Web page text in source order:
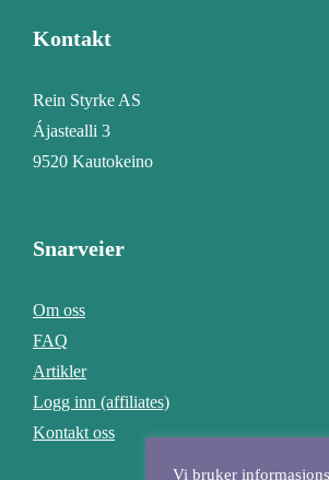
Kontakt
Rein Styrke AS
Ájastealli 3
9520 Kautokeino
Snarveier
Om oss
FAQ
Artikler
Logg inn (affiliates)
Kontakt oss
Vi bruker